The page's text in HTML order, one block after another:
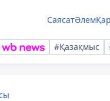
СаясатӘлем
#Қазақмыс